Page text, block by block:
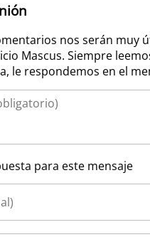
nos serán muy
Mascus. Siempre
le respondemos en el
para este mensaje